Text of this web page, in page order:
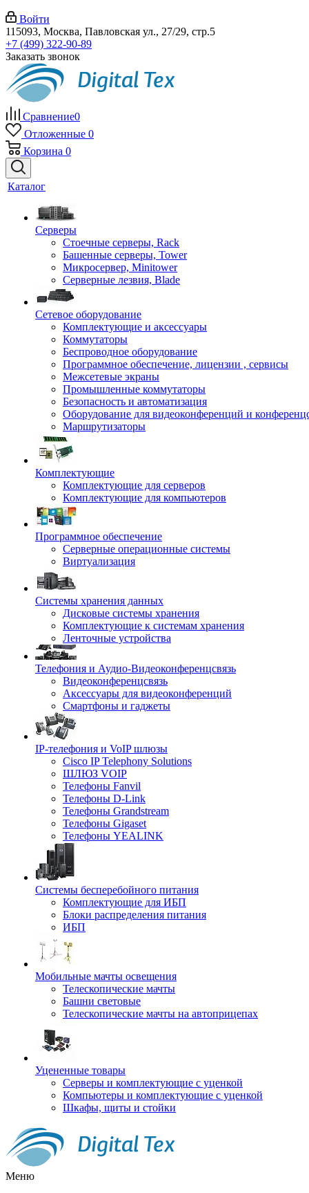
Войти
115093, Москва, Павловская ул., 27/29, стр.5
+7 (499) 322-90-89
Заказать звонок
Сравнение0
Отложенные 0
Корзина 0
Каталог
Серверы
Стоечные серверы, Rack
Башенные серверы, Tower
Микросервер, Minitower
Серверные лезвия, Blade
Сетевое оборудование
Комплектующие и аксессуары
Коммутаторы
Беспроводное оборудование
Программное обеспечение, лицензии , сервисы
Межсетевые экраны
Промышленные коммутаторы
Безопасность и автоматизация
Оборудование для видеоконференций и
Маршрутизаторы
Комплектующие
Комплектующие для серверов
Комплектующие для компьютеров
Программное обеспечение
Серверные операционные системы
Виртуализация
Системы хранения данных
Дисковые системы хранения
Комплектующие к системам хранения
Ленточные устройства
Телефония и Аудио-Видеоконференцсвязь
Видеоконференцсвязь
Аксессуары для видеоконференций
Смартфоны и гаджеты
IP-телефония и VoIP шлюзы
Cisco IP Telephony Solutions
ШЛЮЗ VOIP
Телефоны Fanvil
Телефоны D-Link
Телефоны Grandstream
Телефоны Gigaset
Телефоны YEALINK
Системы бесперебойного питания
Комплектующие для ИБП
Блоки распределения питания
ИБП
Мобильные мачты освещения
Телескопические мачты
Башни световые
Телескопические мачты на автоприцепах
Уцененные товары
Серверы и комплектующие с уценкой
Компьютеры и комплектующие с уценкой
Шкафы, щиты и стойки
Меню